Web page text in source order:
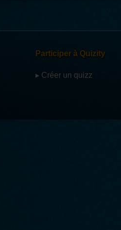
Participer à Quizity
▸ Créer un quizz